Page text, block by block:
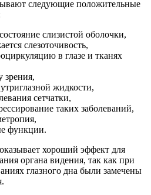
следующие положительные
слизистой оболочки,
слезоточивость,
в глазе и тканях
зрения,
жидкости,
сетчатки,
таких заболеваний,
функции.
хороший эффект для
органа видения, так как при
глазного дна были замечены